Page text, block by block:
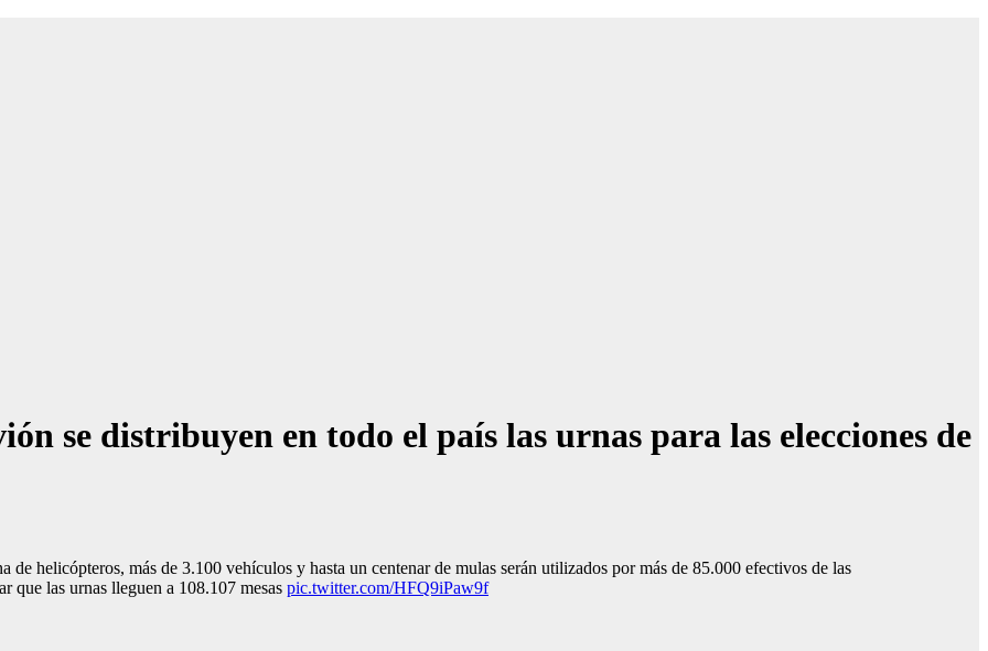
se distribuyen en todo el país las urnas para las elecciones de
helicópteros, más de 3.100 vehículos y hasta un centenar de mulas serán utilizados por más de 85.000 efectivos de las
que las urnas lleguen a 108.107 mesas pic.twitter.com/HFQ9iPaw9f